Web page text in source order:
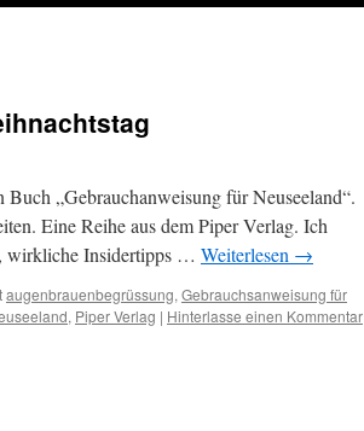
Buch „Gebrauchanweisung für Neuseeland“.
Eine Reihe aus dem Piper Verlag. Ich
wirkliche Insidertipps … Weiterlesen →
augenbrauenbegrüssung, Gebrauchsanweisung für
, Piper Verlag | Hinterlasse einen Kommentar